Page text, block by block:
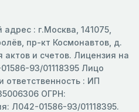
: г.Москва, 141075,
пр-кт Космонавтов, д.
актов и счетов. Лицензия на
93/01118395 Лицо
: ИП
ОГРН:
Л042-01586-93/01118395.